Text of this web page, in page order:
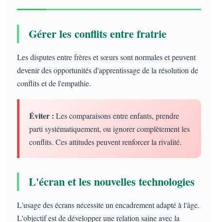
Gérer les conflits entre fratrie
Les disputes entre frères et sœurs sont normales et peuvent
devenir des opportunités d'apprentissage de la résolution de
conflits et de l'empathie.
Éviter : Les comparaisons entre enfants, prendre
parti systématiquement, ou ignorer complètement les
conflits. Ces attitudes peuvent renforcer la rivalité.
L'écran et les nouvelles technologies
L'usage des écrans nécessite un encadrement adapté à l'âge.
L'objectif est de développer une relation saine avec la